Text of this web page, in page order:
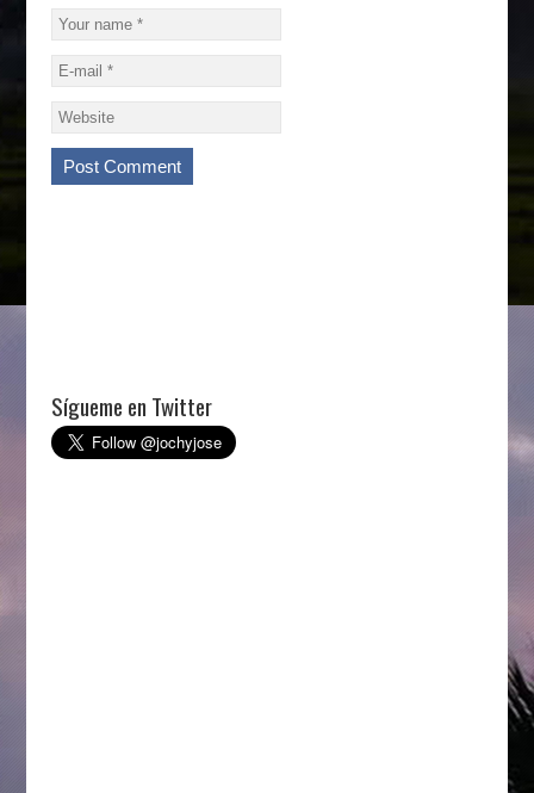
Sígueme en Twitter